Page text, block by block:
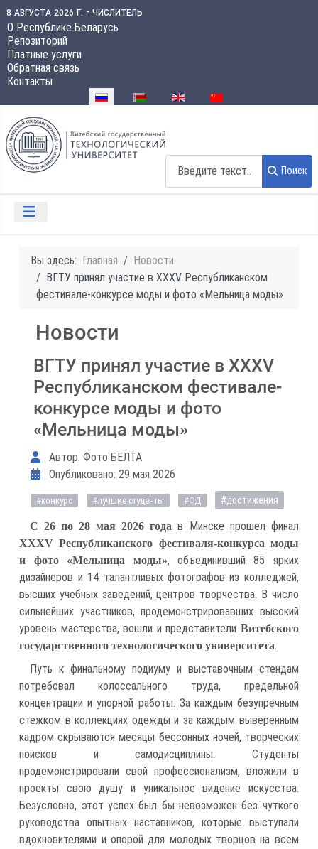
8 августа 2026 г. - числитель
О Республике Беларусь
Репозиторий
Платные услуги
Обратная связь
Контакты
Выберите язык
Поиск
Вы здесь: Главная
Новости
ВГТУ принял участие в XXXV Республиканском
фестивале-конкурсе моды и фото «Мельница моды»
Новости
ВГТУ принял участие в XXXV
Республиканском фестивале-
конкурсе моды и фото
«Мельница моды»
Информация о материале
Автор:Фото БЕЛТА
Опубликовано: 29 мая 2026
#конкурс #лучшие студенты #ФД #достижения
С 26 по 28 мая 2026 года в Минске прошел финал
XXXV Республиканского фестиваля-конкурса моды
и фото «Мельница моды», объединивший 85 ярких
дизайнеров и 14 талантливых фотографов из колледжей,
высших учебных заведений, центров творчества. В число
сильнейших участников, продемонстрировавших высокий
уровень мастерства, вошли и представители Витебского
государственного технологического университета.
Путь к финальному подиуму и выставочным стендам
потребовал колоссального труда, предельной
концентрации и упорной работы. За каждым безупречным
стежком в коллекциях одежды и за каждым выверенным
кадром скрываются месяцы бессонных ночей, творческих
поисков и самодисциплины. Студенты
продемонстрировали свой профессионализм, вложили в
проекты свою душу и уникальное видение искусства.
Безусловно, этот успех был бы невозможен без чуткого
руководства опытных наставников, которые выступали
вдохновителями и опорой для молодых творцов на всем